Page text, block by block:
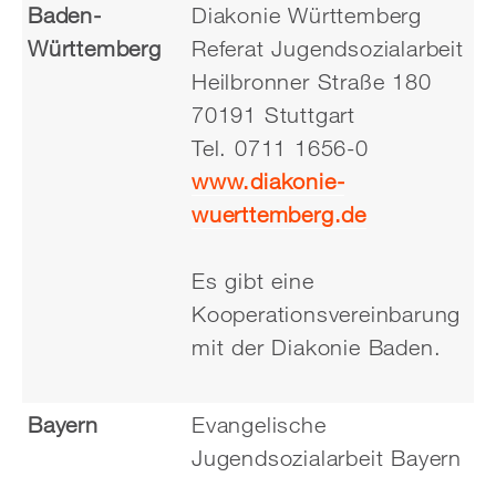
Baden-
Württemberg
Diakonie Württemberg
Referat Jugendsozialarbeit
Heilbronner Straße 180
70191 Stuttgart
Tel. 0711 1656-0
www.diakonie-
wuerttemberg.de
Es gibt eine
Kooperationsvereinbarung
mit der Diakonie Baden.
Bayern
Evangelische
Jugendsozialarbeit Bayern